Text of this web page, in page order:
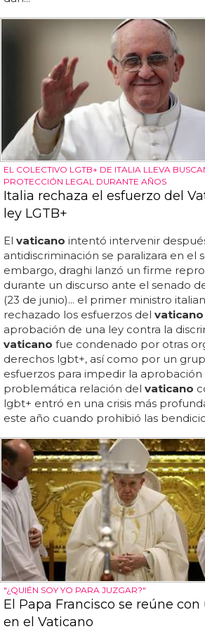
EL COLECTIVO LGTB+ DE ITALIA LLEVA
PROTECCIÓN LEGAL DURANTE AÑOS
Italia rechaza el esfuerzo del
ley LGTB+
El vaticano intentó intervenir
antidiscriminación se paralizara en el
embargo, draghi lanzó un firme
durante un discurso ante el senado
(23 de junio)... el primer ministro
rechazado los esfuerzos del vaticano
aprobación de una ley contra la
vaticano fue condenado por otras
derechos lgbt+, así como por un
esfuerzos para impedir la aprobación
problemática relación del vaticano
lgbt+ entró en una crisis más
este año cuando prohibió las
"¿QUIÉN SOY YO PARA JUZGAR?"
El Papa Francisco se reúne
en el Vaticano